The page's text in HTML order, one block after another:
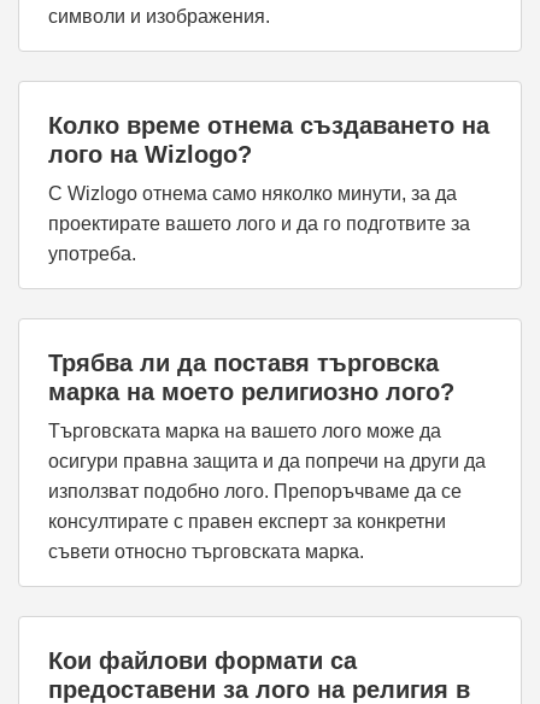
символи и изображения.
Колко време отнема създаването на
лого на Wizlogo?
С Wizlogo отнема само няколко минути, за да
проектирате вашето лого и да го подготвите за
употреба.
Трябва ли да поставя търговска
марка на моето религиозно лого?
Търговската марка на вашето лого може да
осигури правна защита и да попречи на други да
използват подобно лого. Препоръчваме да се
консултирате с правен експерт за конкретни
съвети относно търговската марка.
Кои файлови формати са
предоставени за лого на религия в